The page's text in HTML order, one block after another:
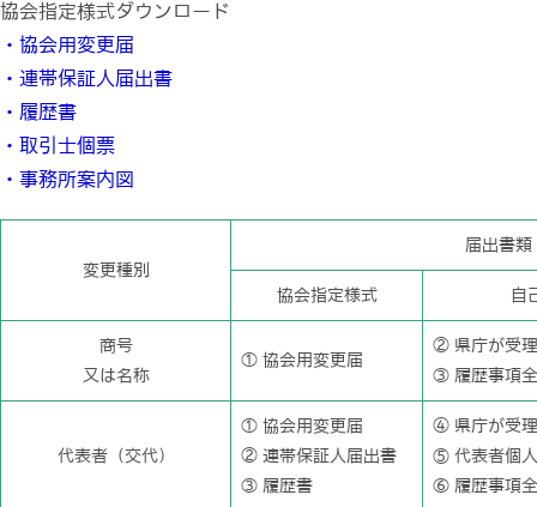
協会指定様式ダウンロード
・協会用変更届
・連帯保証人届出書
・履歴書
・取引士個票
・事務所案内図
変更種別
届出書類
協会指定様式 自
商号
又は名称
① 協会用変更届
② 県庁が受
③ 履歴事項
代表者（交代）
① 協会用変更届
② 連帯保証人届出書
③ 履歴書
④ 県庁が受
⑤ 代表者個
⑥ 履歴事項